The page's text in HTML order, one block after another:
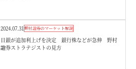
2024.07.31野村證券のマーケット解説
日銀が追加利上げを決定 銀行株などが急伸 野村
證券ストラテジストの見方